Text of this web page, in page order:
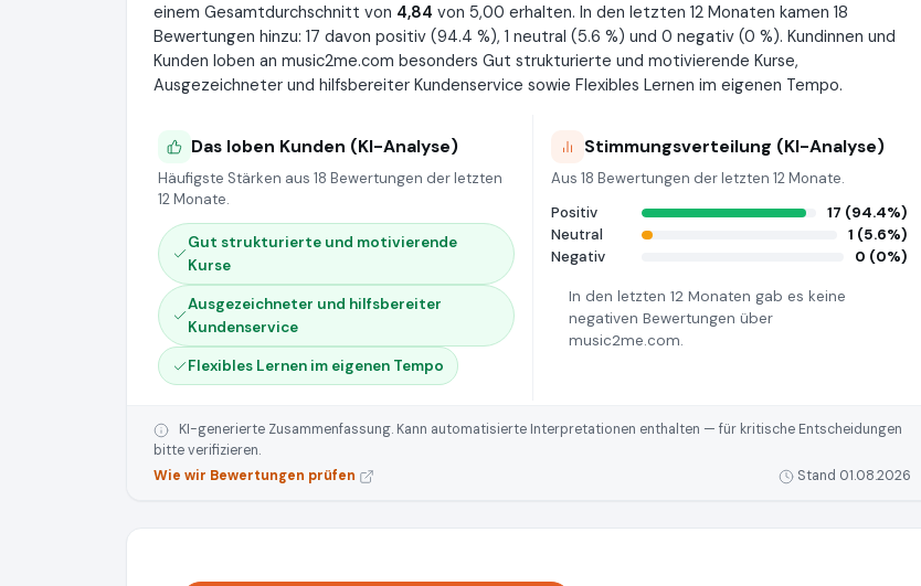
einem Gesamtdurchschnitt von 4,84 von 5,00 erhalten. In den letzten 12 Monaten kamen 18
Bewertungen hinzu: 17 davon positiv (94.4 %), 1 neutral (5.6 %) und 0 negativ (0 %). Kundinnen und
Kunden loben an music2me.com besonders Gut strukturierte und motivierende Kurse,
Ausgezeichneter und hilfsbereiter Kundenservice sowie Flexibles Lernen im eigenen Tempo.
Das loben Kunden (KI-Analyse)
Häufigste Stärken aus 18 Bewertungen der letzten
12 Monate.
Gut strukturierte und motivierende
Kurse
Ausgezeichneter und hilfsbereiter
Kundenservice
Flexibles Lernen im eigenen Tempo
Stimmungsverteilung (KI-Analyse)
Aus 18 Bewertungen der letzten 12 Monate.
Positiv
17 (94.4%)
Neutral
1 (5.6%)
Negativ
0 (0%)
In den letzten 12 Monaten gab es keine
negativen Bewertungen über
music2me.com.
KI-generierte Zusammenfassung. Kann automatisierte Interpretationen enthalten — für kritische Entscheidungen
bitte verifizieren.
Wie wir Bewertungen prüfen
Stand 01.08.2026